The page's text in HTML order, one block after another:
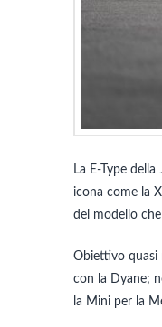
La E-Type
icona come la
del modello
Obiettivo quasi
con la Dyane;
la Mini per la